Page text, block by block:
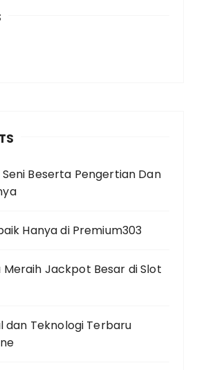
Beserta Pengertian Dan
Hanya di Premium303
Jackpot Besar di Slot
dan Teknologi Terbaru